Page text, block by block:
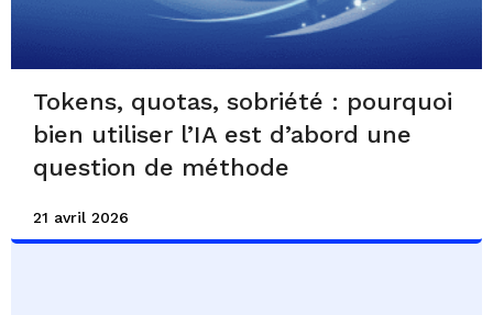
Tokens, quotas, sobriété : pourquoi
bien utiliser l’IA est d’abord une
question de méthode
21 avril 2026